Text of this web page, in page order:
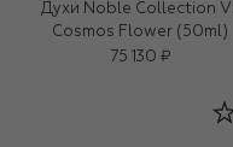
Духи Noble Collection VII
Cosmos Flower (50ml)
75 130 ₽